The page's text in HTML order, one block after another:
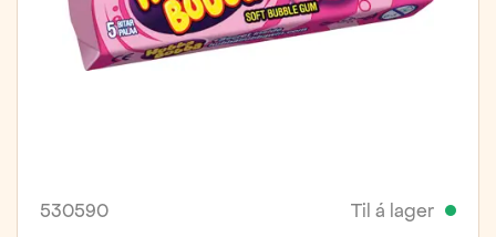
530590 Til á lager